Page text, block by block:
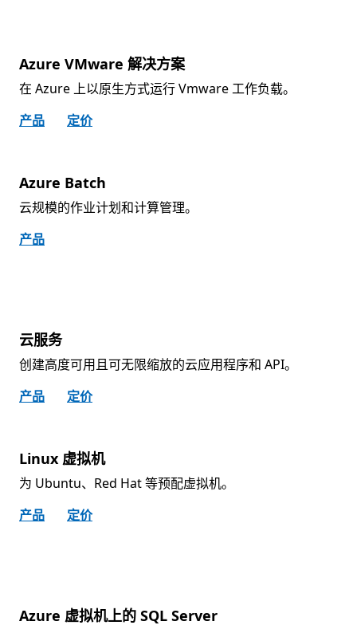
Azure VMware 解决方案
在 Azure 上以原生方式运行 Vmware 工作负载。
产品
定价
Azure Batch
云规模的作业计划和计算管理。
产品
云服务
创建高度可用且可无限缩放的云应用程序和 API。
产品
定价
Linux 虚拟机
为 Ubuntu、Red Hat 等预配虚拟机。
产品
定价
Azure 虚拟机上的 SQL Server